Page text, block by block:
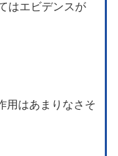
はエビデンスが
用はあまりなさそ